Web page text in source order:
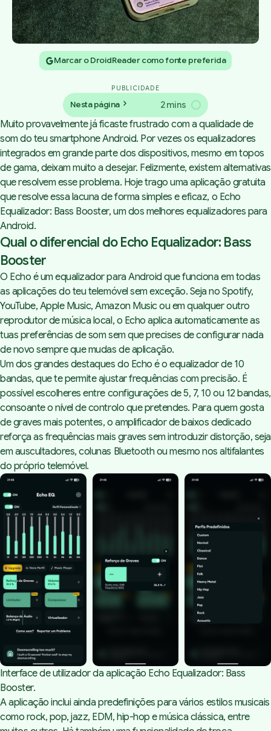
Marcar o DroidReader como fonte preferida
PUBLICIDADE
Nesta página 2 mins
Muito provavelmente já ficaste frustrado com a qualidade de
som do teu smartphone Android. Por vezes os equalizadores
integrados em grande parte dos dispositivos, mesmo em topos
de gama, deixam muito a desejar. Felizmente, existem alternativas
que resolvem esse problema. Hoje trago uma aplicação gratuita
que resolve essa lacuna de forma simples e eficaz, o Echo
Equalizador: Bass Booster, um dos melhores equalizadores para
Android.
Qual o diferencial do Echo Equalizador: Bass
Booster
O Echo é um equalizador para Android que funciona em todas
as aplicações do teu telemóvel sem exceção. Seja no Spotify,
YouTube, Apple Music, Amazon Music ou em qualquer outro
reprodutor de música local, o Echo aplica automaticamente as
tuas preferências de som sem que precises de configurar nada
de novo sempre que mudas de aplicação.
Um dos grandes destaques do Echo é o equalizador de 10
bandas, que te permite ajustar frequências com precisão. É
possível escolheres entre configurações de 5, 7, 10 ou 12 bandas,
consoante o nível de controlo que pretendes. Para quem gosta
de graves mais potentes, o amplificador de baixos dedicado
reforça as frequências mais graves sem introduzir distorção, seja
em auscultadores, colunas Bluetooth ou mesmo nos altifalantes
do próprio telemóvel.
Interface de utilizador da aplicação Echo Equalizador: Bass
Booster.
A aplicação inclui ainda predefinições para vários estilos musicais
como rock, pop, jazz, EDM, hip-hop e música clássica, entre